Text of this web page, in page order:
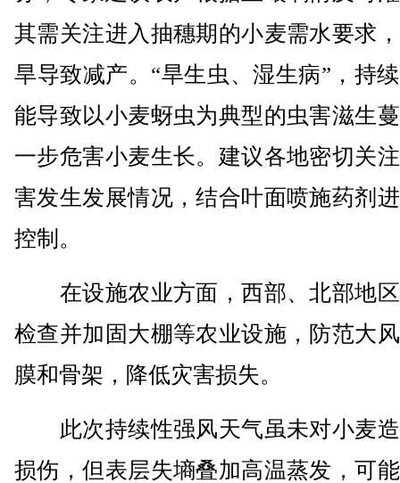
其需关注进入抽穗期的小麦需水要求
旱导致减产。“旱生虫、湿生病”，持
能导致以小麦蚜虫为典型的虫害滋生
一步危害小麦生长。建议各地密切关
害发生发展情况，结合叶面喷施药剂
控制。
在设施农业方面，西部、北部地
检查并加固大棚等农业设施，防范大
膜和骨架，降低灾害损失。
此次持续性强风天气虽未对小麦
损伤，但表层失墒叠加高温蒸发，可